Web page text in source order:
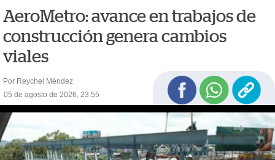
AeroMetro: avance en trabajos de
construcción genera cambios
viales
Por Reychel Méndez
05 de agosto de 2026, 23:55